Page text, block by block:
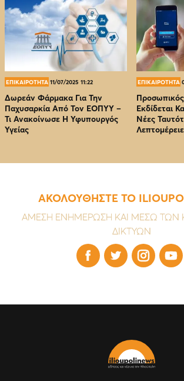
ΕΠΙΚΑΙΡΟΤΗΤΑ 11/07/2025 11:22
Δωρεάν Φάρμακα Για Την
Παχυσαρκία Από Τον EOΠΥΥ –
Τι Ανακοίνωσε Η Υφυπουργός
Υγείας
ΕΠΙΚΑΙΡΟΤΗΤΑ
Εκδίδεται
Νέες
ΑΚΟΛΟΥΘΗΣΤΕ ΤΟ
ΑΜΕΣΗ ΕΝΗΜΕΡΩΣΗ ΚΑΙ ΜΕΣΩ ΤΩΝ
ΔΙΚΤΥΩΝ
   